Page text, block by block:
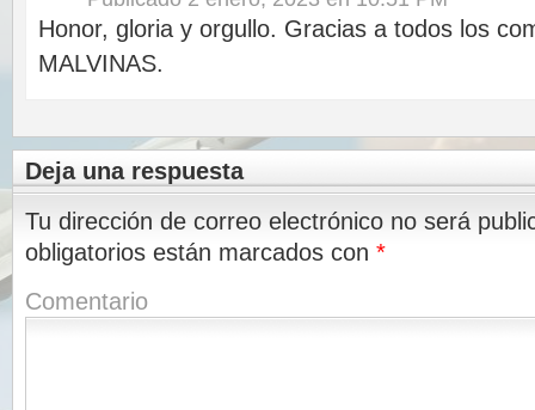
Honor, gloria y orgullo. Gracias a todos los
MALVINAS.
Deja una respuesta
Tu dirección de correo electrónico no será
obligatorios están marcados con *
Comentario